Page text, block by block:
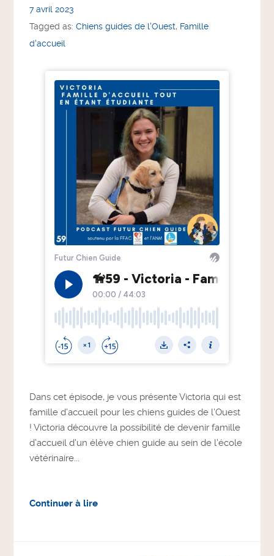
7 avril 2023
Tagged as:Chiens guides de l'Ouest, Famille
d'accueil
Dans cet épisode, je vous présente Victoria qui est
famille d’accueil pour les chiens guides de l’Ouest
! Victoria découvre la possibilité de devenir famille
d’accueil d’un élève chien guide au sein de l’école
vétérinaire...
Continuer à lire